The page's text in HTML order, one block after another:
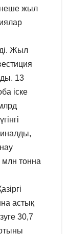
жыл
Жыл
13
іске
млн тонна
астық
30,7